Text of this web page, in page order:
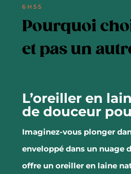
6H55
Pourquoi
et pas un
L’oreiller en
de douceur
Imaginez-vous plonger
enveloppé dans un nuage
offre un oreiller en laine